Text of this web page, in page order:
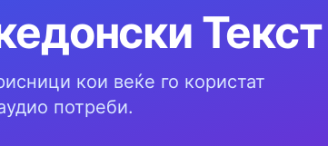
кои веќе го користат
потреби.